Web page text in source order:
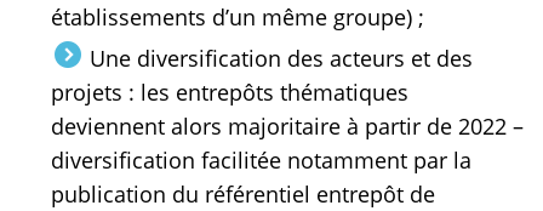
établissements d’un même groupe) ;
Une diversification des acteurs et des
projets : les entrepôts thématiques
deviennent alors majoritaire à partir de 2022 –
diversification facilitée notamment par la
publication du référentiel entrepôt de